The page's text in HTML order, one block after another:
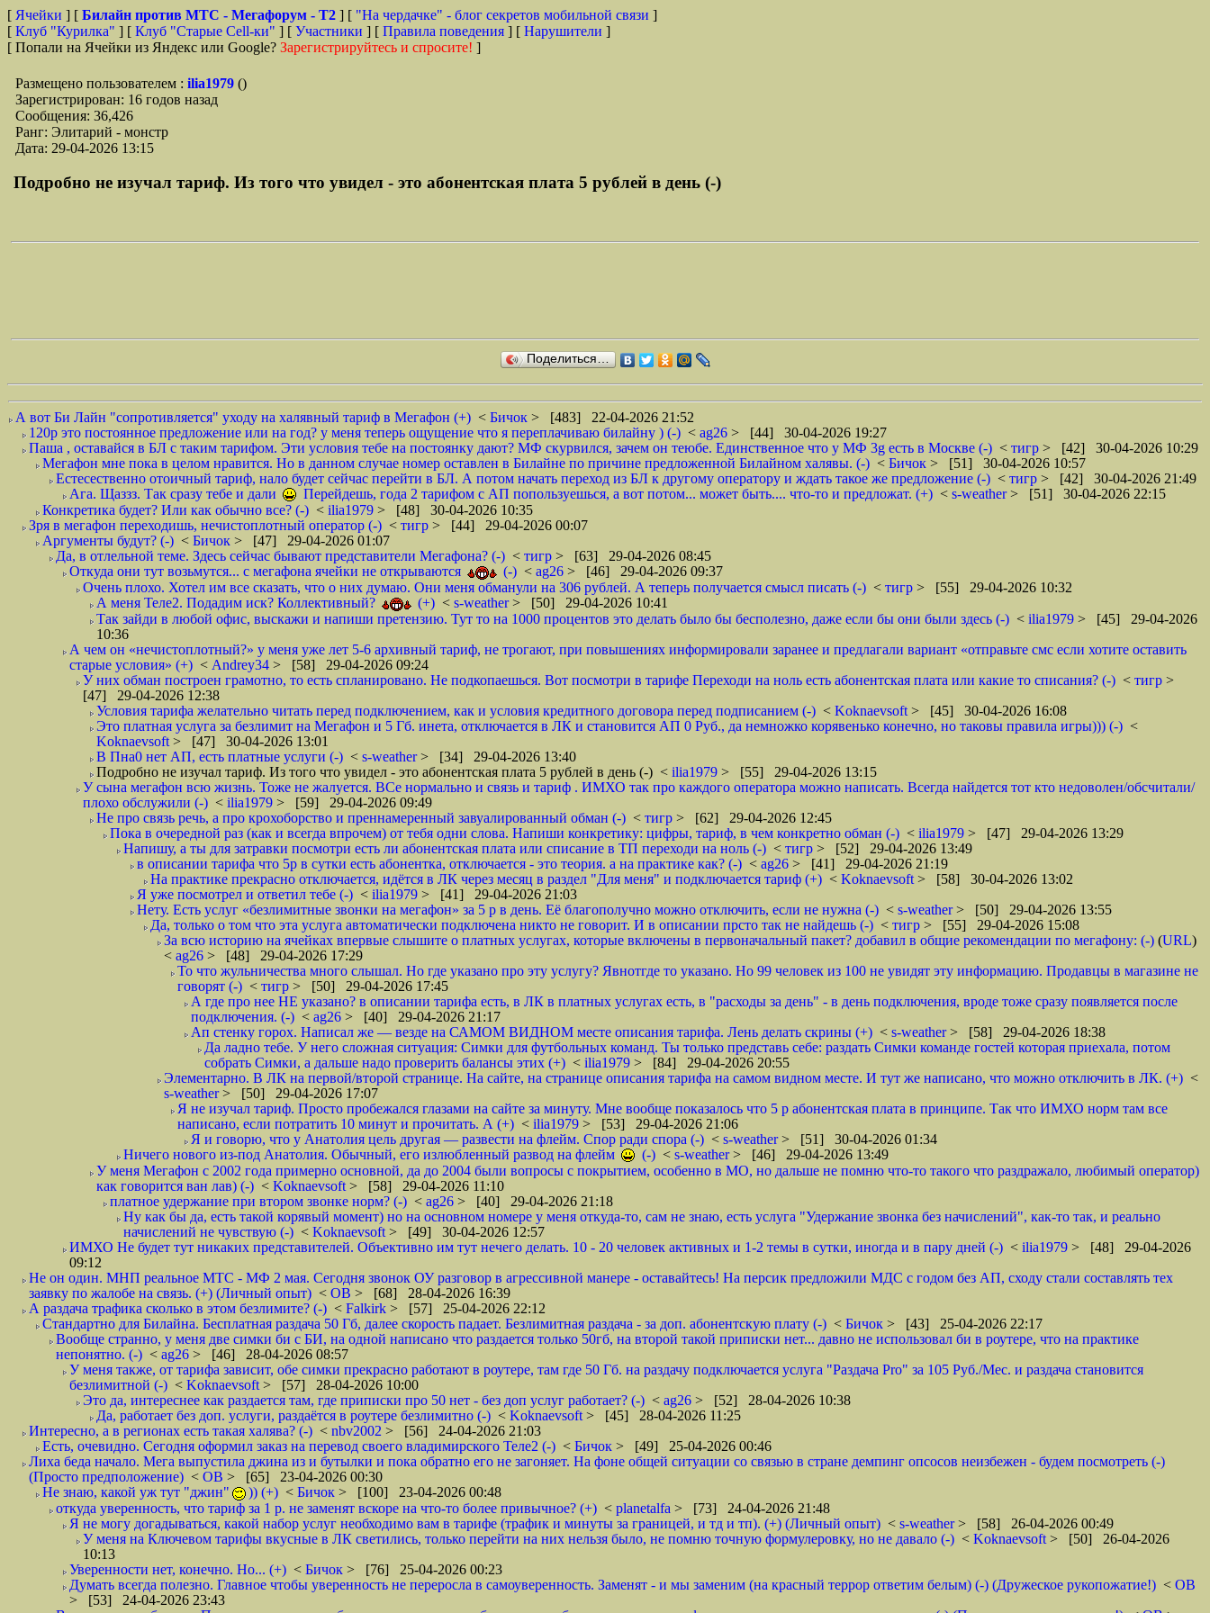
[ Ячейки ] [ Билайн против МТС - Мегафорум - T2 ] [ "На чердачке" - блог секретов мобильной связи ]
[ Клуб "Курилка" ] [ Клуб "Старые Сell-ки" ] [ Участники ] [ Правила поведения ] [ Нарушители ]
[ Попали на Ячейки из Яндекс или Google? Зарегистрируйтесь и спросите! ]
Размещено пользователем : ilia1979 ()
Зарегистрирован: 16 годов назад
Сообщения: 36,426
Ранг: Элитарий - монстр
Дата: 29-04-2026 13:15
Подробно не изучал тариф. Из того что увидел - это абонентская плата 5 рублей в день (-)
Поделиться…
А вот Би Лайн "сопротивляется" уходу на халявный тариф в Мегафон (+) < Бичок > [483] 22-04-2026 21:52
120р это постоянное предложение или на год? у меня теперь ощущение что я переплачиваю билайну ) (-) < ag26 > [44] 30-04-2026 19:27
Паша , оставайся в БЛ с таким тарифом. Эти условия тебе на постоянку дают? МФ скурвился, зачем он теюбе. Единственное что у МФ 3g есть в Москве (-) < тигр > [42] 30-04-2026 10:29
Мегафон мне пока в целом нравится. Но в данном случае номер оставлен в Билайне по причине предложенной Билайном халявы. (-) < Бичок > [51] 30-04-2026 10:57
Естесественно отоичный тариф, нало будет сейчас перейти в БЛ. А потом начать переход из БЛ к другому оператору и ждать такое же предложение (-) < тигр > [42] 30-04-2026 21:49
Ага. Щаззз. Так сразу тебе и дали
Перейдешь, года 2 тарифом с АП попользуешься, а вот потом... может быть.... что-то и предложат. (+) < s-weather> [51] 30-04-2026 22:15
Конкретика будет? Или как обычно все? (-) < ilia1979 > [48] 30-04-2026 10:35
Зря в мегафон переходишь, нечистоплотный оператор (-) < тигр > [44] 29-04-2026 00:07
Аргументы будут? (-) < Бичок > [47] 29-04-2026 01:07
Да, в отлельной теме. Здесь сейчас бывают представители Мегафона? (-) < тигр > [63] 29-04-2026 08:45
Откуда они тут возьмутся... с мегафона ячейки не открываются
(-) < ag26 > [46] 29-04-2026 09:37
Очень плохо. Хотел им все сказать, что о них думаю. Они меня обманули на 306 рублей. А теперь получается смысл писать (-) < тигр > [55] 29-04-2026 10:32
А меня Теле2. Подадим иск? Коллективный?
(+) < s-weather> [50] 29-04-2026 10:41
Так зайди в любой офис, выскажи и напиши претензию. Тут то на 1000 процентов это делать было бы бесполезно, даже если бы они были здесь (-) < ilia1979 > [45] 29-04-2026
10:36
А чем он «нечистоплотный?» у меня уже лет 5-6 архивный тариф, не трогают, при повышениях информировали заранее и предлагали вариант «отправьте смс если хотите оставить
старые условия» (+) < Andrey34 > [58] 29-04-2026 09:24
У них обман построен грамотно, то есть спланировано. Не подкопаешься. Вот посмотри в тарифе Переходи на ноль есть абонентская плата или какие то списания? (-) < тигр >
[47] 29-04-2026 12:38
Условия тарифа желательно читать перед подключением, как и условия кредитного договора перед подписанием (-) < Koknaevsoft > [45] 30-04-2026 16:08
Это платная услуга за безлимит на Мегафон и 5 Гб. инета, отключается в ЛК и становится АП 0 Руб., да немножко корявенько конечно, но таковы правила игры))) (-) <
Koknaevsoft > [47] 30-04-2026 13:01
В Пна0 нет АП, есть платные услуги (-) < s-weather> [34] 29-04-2026 13:40
Подробно не изучал тариф. Из того что увидел - это абонентская плата 5 рублей в день (-) < ilia1979 > [55] 29-04-2026 13:15
У сына мегафон всю жизнь. Тоже не жалуется. ВСе нормально и связь и тариф . ИМХО так про каждого оператора можно написать. Всегда найдется тот кто недоволен/обсчитали/
плохо обслужили (-) < ilia1979 > [59] 29-04-2026 09:49
Не про связь речь, а про крохоборство и преннамеренный завуалированный обман (-) < тигр > [62] 29-04-2026 12:45
Пока в очередной раз (как и всегда впрочем) от тебя одни слова. Напиши конкретику: цифры, тариф, в чем конкретно обман (-) < ilia1979 > [47] 29-04-2026 13:29
Напишу, а ты для затравки посмотри есть ли абонентская плата или списание в ТП переходи на ноль (-) < тигр > [52] 29-04-2026 13:49
в описании тарифа что 5р в сутки есть абонентка, отключается - это теория. а на практике как? (-) < ag26 > [41] 29-04-2026 21:19
На практике прекрасно отключается, идётся в ЛК через месяц в раздел "Для меня" и подключается тариф (+) < Koknaevsoft > [58] 30-04-2026 13:02
Я уже посмотрел и ответил тебе (-) < ilia1979 > [41] 29-04-2026 21:03
Нету. Есть услуг «безлимитные звонки на мегафон» за 5 р в день. Еë благополучно можно отключить, если не нужна (-) < s-weather> [50] 29-04-2026 13:55
Да, только о том что эта услуга автоматически подключена никто не говорит. И в описании прсто так не найдешь (-) < тигр > [55] 29-04-2026 15:08
За всю историю на ячейках впервые слышите о платных услугах, которые включены в первоначальный пакет? добавил в общие рекомендации по мегафону: (-) (URL)
< ag26 > [48] 29-04-2026 17:29
То что жульничества много слышал. Но где указано про эту услугу? Явнотгде то указано. Но 99 человек из 100 не увидят эту информацию. Продавцы в магазине не
говорят (-) < тигр > [50] 29-04-2026 17:45
А где про нее НЕ указано? в описании тарифа есть, в ЛК в платных услугах есть, в "расходы за день" - в день подключения, вроде тоже сразу появляется после
подключения. (-) < ag26 > [40] 29-04-2026 21:17
Ап стенку горох. Написал же — везде на САМОМ ВИДНОМ месте описания тарифа. Лень делать скрины (+) < s-weather> [58] 29-04-2026 18:38
Да ладно тебе. У него сложная ситуация: Симки для футбольных команд. Ты только представь себе: раздать Симки команде гостей которая приехала, потом
собрать Симки, а дальше надо проверить балансы этих (+) < ilia1979 > [84] 29-04-2026 20:55
Элементарно. В ЛК на первой/второй странице. На сайте, на странице описания тарифа на самом видном месте. И тут же написано, что можно отключить в ЛК. (+) <
s-weather> [50] 29-04-2026 17:07
Я не изучал тариф. Просто пробежался глазами на сайте за минуту. Мне вообще показалось что 5 р абонентская плата в принципе. Так что ИМХО норм там все
написано, если потратить 10 минут и прочитать. А (+) < ilia1979 > [53] 29-04-2026 21:06
Я и говорю, что у Анатолия цель другая — развести на флейм. Спор ради спора (-) < s-weather> [51] 30-04-2026 01:34
Ничего нового из-под Анатолия. Обычный, его излюбленный развод на флейм
(-) < s-weather> [46] 29-04-2026 13:49
У меня Мегафон с 2002 года примерно основной, да до 2004 были вопросы с покрытием, особенно в МО, но дальше не помню что-то такого что раздражало, любимый оператор)
как говорится ван лав) (-) < Koknaevsoft > [58] 29-04-2026 11:10
платное удержание при втором звонке норм? (-) < ag26 > [40] 29-04-2026 21:18
Ну как бы да, есть такой корявый момент) но на основном номере у меня откуда-то, сам не знаю, есть услуга "Удержание звонка без начислений", как-то так, и реально
начислений не чувствую (-) < Koknaevsoft > [49] 30-04-2026 12:57
ИМХО Не будет тут никаких представителей. Объективно им тут нечего делать. 10 - 20 человек активных и 1-2 темы в сутки, иногда и в пару дней (-) < ilia1979 > [48] 29-04-2026
09:12
Не он один. МНП реальное МТС - МФ 2 мая. Сегодня звонок ОУ разговор в агрессивной манере - оставайтесь! На персик предложили МДС с годом без АП, сходу стали составлять тех
заявку по жалобе на связь. (+) (Личный опыт) < ОВ > [68] 28-04-2026 16:39
А раздача трафика сколько в этом безлимите? (-) < Falkirk > [57] 25-04-2026 22:12
Стандартно для Билайна. Бесплатная раздача 50 Гб, далее скорость падает. Безлимитная раздача - за доп. абонентскую плату (-) < Бичок > [43] 25-04-2026 22:17
Вообще странно, у меня две симки би с БИ, на одной написано что раздается только 50гб, на второй такой приписки нет... давно не использовал би в роутере, что на практике
непонятно. (-) < ag26 > [46] 28-04-2026 08:57
У меня также, от тарифа зависит, обе симки прекрасно работают в роутере, там где 50 Гб. на раздачу подключается услуга "Раздача Pro" за 105 Руб./Мес. и раздача становится
безлимитной (-) < Koknaevsoft > [57] 28-04-2026 10:00
Это да, интереснее как раздается там, где приписки про 50 нет - без доп услуг работает? (-) < ag26 > [52] 28-04-2026 10:38
Да, работает без доп. услуги, раздаётся в роутере безлимитно (-) < Koknaevsoft > [45] 28-04-2026 11:25
Интересно, а в регионах есть такая халява? (-) < nbv2002 > [56] 24-04-2026 21:03
Есть, очевидно. Сегодня оформил заказ на перевод своего владимирского Теле2 (-) < Бичок > [49] 25-04-2026 00:46
Лиха беда начало. Мега выпустила джина из и бутылки и пока обратно его не загоняет. На фоне общей ситуации со связью в стране демпинг опсосов неизбежен - будем посмотреть (-)
(Просто предположение) < ОВ > [65] 23-04-2026 00:30
Не знаю, какой уж тут "джин"
)) (+) < Бичок > [100] 23-04-2026 00:48
откуда уверенность, что тариф за 1 р. не заменят вскоре на что-то более привычное? (+) < planetalfa > [73] 24-04-2026 21:48
Я не могу догадываться, какой набор услуг необходимо вам в тарифе (трафик и минуты за границей, и тд и тп). (+) (Личный опыт) < s-weather> [58] 26-04-2026 00:49
У меня на Ключевом тарифы вкусные в ЛК светились, только перейти на них нельзя было, не помню точную формулеровку, но не давало (-) < Koknaevsoft > [50] 26-04-2026
10:13
Уверенности нет, конечно. Но... (+) < Бичок > [76] 25-04-2026 00:23
Думать всегда полезно. Главное чтобы уверенность не переросла в самоуверенность. Заменят - и мы заменим (на красный террор ответим белым) (-) (Дружеское рукопожатие!) < ОВ
> [53] 24-04-2026 23:43